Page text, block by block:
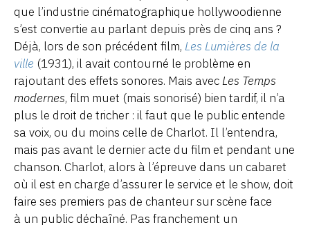
que l’industrie cinématographique hollywoodienne
s’est convertie au parlant depuis près de cinq ans ?
Déjà, lors de son précédent film, Les Lumières de la
ville (1931), il avait contourné le problème en
rajoutant des effets sonores. Mais avecLes Temps
modernes, film muet (mais sonorisé) bien tardif, il n’a
plus le droit de tricher : il faut que le public entende
sa voix, ou du moins celle de Charlot. Il l’entendra,
mais pas avant le dernier acte du film et pendant une
chanson. Charlot, alors à l’épreuve dans un cabaret
où il est en charge d’assurer le service et le show, doit
faire ses premiers pas de chanteur sur scène face
à un public déchaîné. Pas franchement un